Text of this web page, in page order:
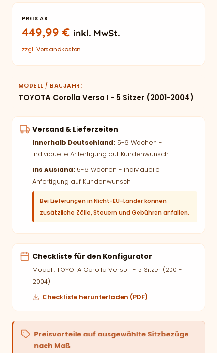
PREIS AB
449,99€ inkl. MwSt.
zzgl. Versandkosten
MODELL / BAUJAHR
TOYOTA Corolla Verso I - 5 Sitzer (2001-2004)
Versand & Lieferzeiten
Innerhalb Deutschland: 5-6 Wochen -
individuelle Anfertigung auf Kundenwunsch
Ins Ausland: 5-6 Wochen - individuelle
Anfertigung auf Kundenwunsch
Bei Lieferungen in Nicht-EU-Länder können
zusätzliche Zölle, Steuern und Gebühren anfallen.
Checkliste für den Konfigurator
Modell: TOYOTA Corolla Verso I - 5 Sitzer (2001-
2004)
Checkliste herunterladen (PDF)
Preisvorteile auf ausgewählte Sitzbezüge
nach Maß